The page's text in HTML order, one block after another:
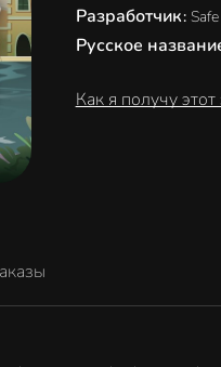
Разработчик:
Русское
Как я получу этот